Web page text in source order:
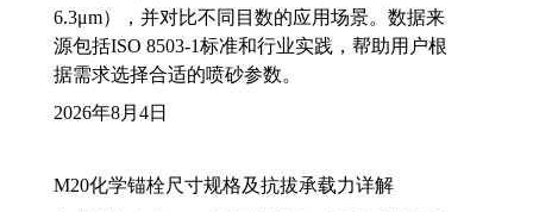
6.3μm），并对比不同目数的应用场景。数据来
源包括ISO 8503-1标准和行业实践，帮助用户根
据需求选择合适的喷砂参数。
2026年8月4日
M20化学锚栓尺寸规格及抗拔承载力详解